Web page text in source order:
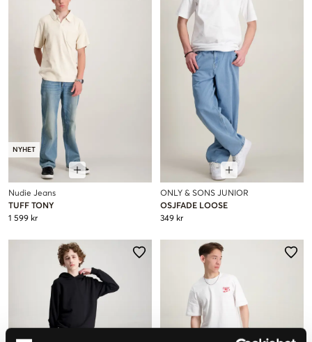
NYHET
Nudie Jeans
TUFF TONY
1 599 kr
ONLY & SONS JUNIOR
OSJFADE LOOSE
349 kr